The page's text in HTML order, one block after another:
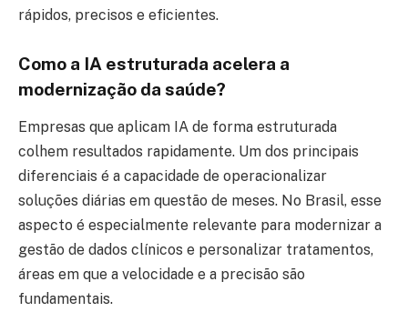
rápidos, precisos e eficientes.
Como a IA estruturada acelera a
modernização da saúde?
Empresas que aplicam IA de forma estruturada
colhem resultados rapidamente. Um dos principais
diferenciais é a capacidade de operacionalizar
soluções diárias em questão de meses. No Brasil, esse
aspecto é especialmente relevante para modernizar a
gestão de dados clínicos e personalizar tratamentos,
áreas em que a velocidade e a precisão são
fundamentais.